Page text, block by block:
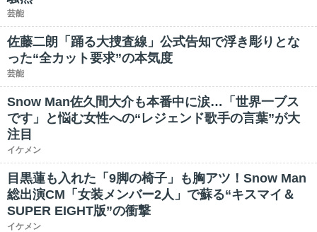
芸能
佐藤二朗「踊る大捜査線」公式告知で浮き彫りとな
った“全カット要求”の本気度
芸能
Snow Man佐久間大介も本番中に涙…「世界一ブス
です」と悩む女性への“レジェンド歌手の言葉”が大
注目
イケメン
目黒蓮も入れた「9脚の椅子」も胸アツ！Snow Man
総出演CM「女装メンバー2人」で蘇る“キスマイ＆
SUPER EIGHT版”の衝撃
イケメン